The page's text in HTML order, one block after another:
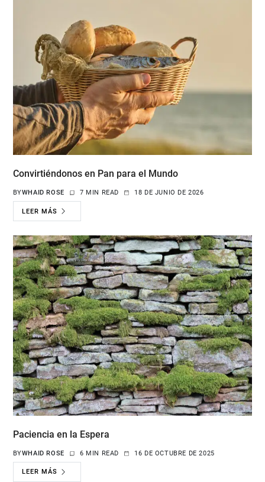
Convirtiéndonos en Pan para el Mundo
BYWHAID ROSE 7 MIN READ 18 DE JUNIO DE 2026
LEER MÁS
Paciencia en la Espera
BYWHAID ROSE 6 MIN READ 16 DE OCTUBRE DE 2025
LEER MÁS